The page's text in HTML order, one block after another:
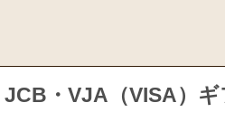
JCB・VJA（VISA）